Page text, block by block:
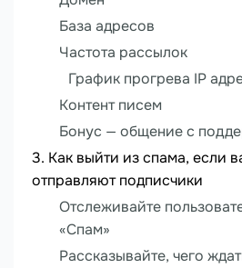
База адресов
Частота рассылок
График прогрева IP
Контент писем
Бонус — общение с
Как выйти из спама, если
отправляют подписчики
Отслеживайте
«Спам»
Рассказывайте, чего